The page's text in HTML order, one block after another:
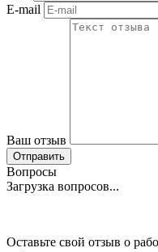
E-mail
Ваш отзыв
Отправить
Вопросы
Загрузка вопросов...
Оставьте свой отзыв о